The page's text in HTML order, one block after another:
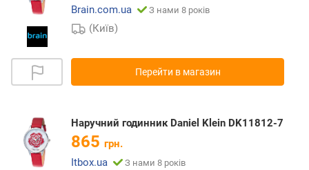
Brain.com.ua
З нами 8 років
(Київ)
Перейти в магазин
Наручний годинник Daniel Klein DK11812-7
865 грн.
Itbox.ua
З нами 8 років